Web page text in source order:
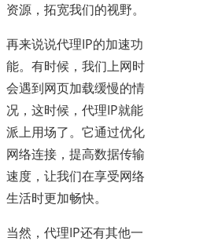
资源，拓宽我们的视野。
再来说说代理IP的加速功
能。有时候，我们上网时
会遇到网页加载缓慢的情
况，这时候，代理IP就能
派上用场了。它通过优化
网络连接，提高数据传输
速度，让我们在享受网络
生活时更加畅快。
当然，代理IP还有其他一